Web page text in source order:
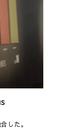
した。